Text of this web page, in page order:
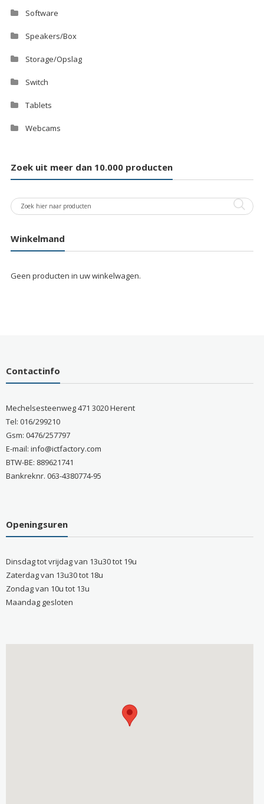
Software
Speakers/Box
Storage/Opslag
Switch
Tablets
Webcams
Zoek uit meer dan 10.000 producten
Winkelmand
Geen producten in uw winkelwagen.
Contactinfo
Mechelsesteenweg 471 3020 Herent
Tel: 016/299210
Gsm: 0476/257797
E-mail: info@ictfactory.com
BTW-BE: 889621741
Bankreknr. 063-4380774-95
Openingsuren
Dinsdag tot vrijdag van 13u30 tot 19u
Zaterdag van 13u30 tot 18u
Zondag van 10u tot 13u
Maandag gesloten